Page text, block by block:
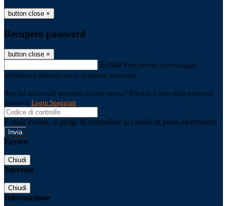
button close ×
Recupero password
button close ×
E-mail Verrà inviato un messaggio
all'indirizzo indicato con le istruzioni necessarie.
Non hai una e-mail associata al nome utente? Effettua il reset della password
tramite la Login Spaggiari
E-mail inviata, si prega di controllare la casella di posta elettronica!
Errore
Chiudi
Successo
Chiudi
Informazione